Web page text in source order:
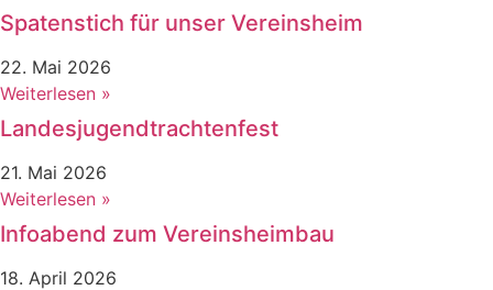
Spatenstich für unser Vereinsheim
22. Mai 2026
Weiterlesen »
Landesjugendtrachtenfest
21. Mai 2026
Weiterlesen »
Infoabend zum Vereinsheimbau
18. April 2026